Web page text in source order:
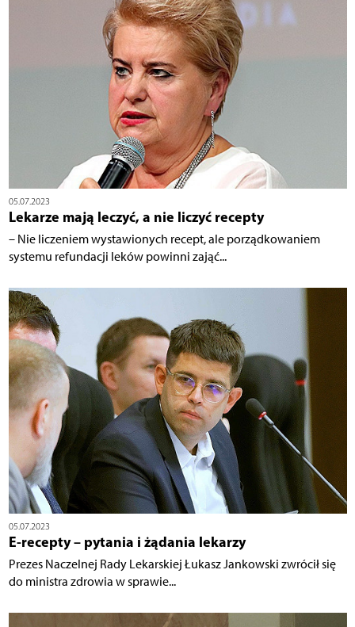
05.07.2023
Lekarze mają leczyć, a nie liczyć recepty
– Nie liczeniem wystawionych recept, ale porządkowaniem
systemu refundacji leków powinni zająć...
05.07.2023
E-recepty – pytania i żądania lekarzy
Prezes Naczelnej Rady Lekarskiej Łukasz Jankowski zwrócił się
do ministra zdrowia w sprawie...